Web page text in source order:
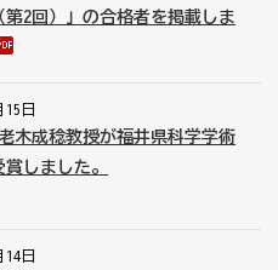
第2回）」の合格者を掲載しま
15日
木成稔教授が福井県科学学術
しました。
14日